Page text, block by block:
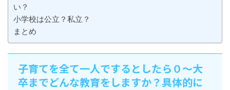
い？
小学校は公立？私立？
まとめ
子育てを全て一人でするとしたら０〜大
卒までどんな教育をしますか？具体的に